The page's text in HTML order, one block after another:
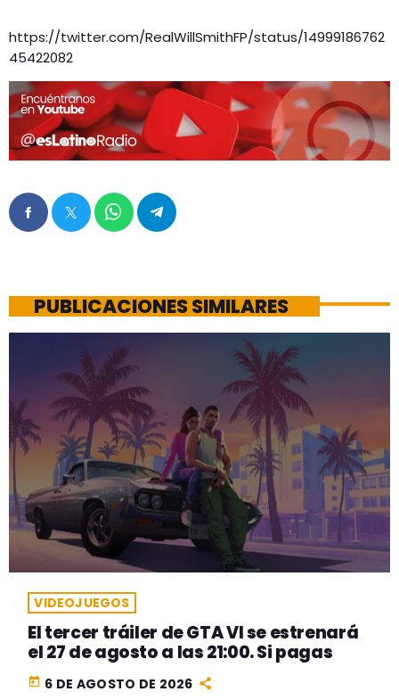
https://twitter.com/RealWillSmithFP/status/14999186762
45422082
PUBLICACIONES SIMILARES
VIDEOJUEGOS
El tercer tráiler de GTA VI se estrenará
el 27 de agosto a las 21:00. Si pagas
today 6 DE AGOSTO DE 2026